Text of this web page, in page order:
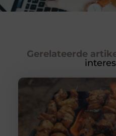
Gerelateerde